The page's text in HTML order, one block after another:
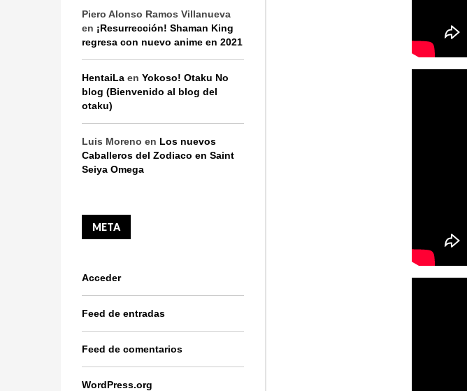
Piero Alonso Ramos Villanueva
en ¡Resurrección! Shaman King
regresa con nuevo anime en 2021
HentaiLa en Yokoso! Otaku No
blog (Bienvenido al blog del
otaku)
Luis Moreno en Los nuevos
Caballeros del Zodiaco en Saint
Seiya Omega
META
Acceder
Feed de entradas
Feed de comentarios
WordPress.org